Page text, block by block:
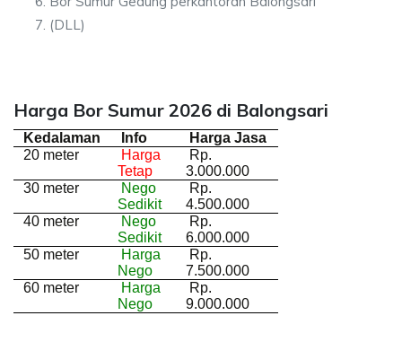
(DLL)
Harga Bor Sumur 2026 di Balongsari
Kedalaman Info
Harga Jasa
20 meter
Harga
Tetap
Rp.
3.000.000
30 meter
Nego
Sedikit
Rp.
4.500.000
40 meter
Nego
Sedikit
Rp.
6.000.000
50 meter
Harga
Nego
Rp.
7.500.000
60 meter
Harga
Nego
Rp.
9.000.000